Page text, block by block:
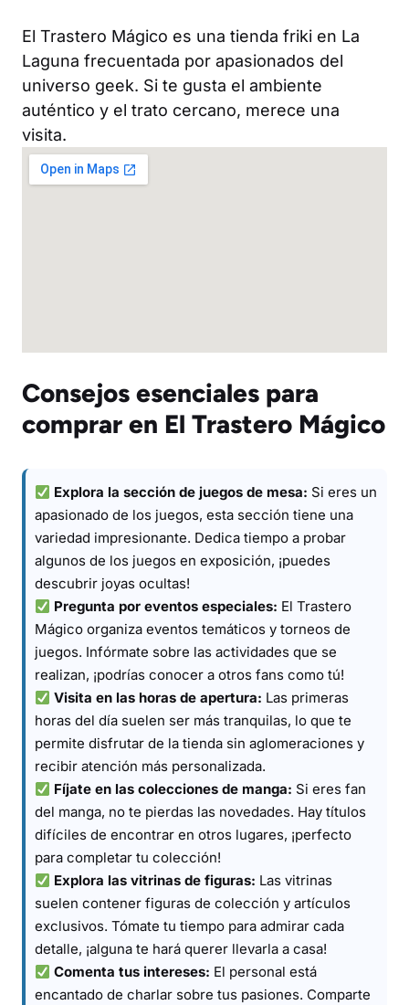
El Trastero Mágico es una tienda friki en La
Laguna frecuentada por apasionados del
universo geek. Si te gusta el ambiente
auténtico y el trato cercano, merece una
visita.
Consejos esenciales para
comprar en El Trastero Mágico
Explora la sección de juegos de mesa: Si eres un
apasionado de los juegos, esta sección tiene una
variedad impresionante. Dedica tiempo a probar
algunos de los juegos en exposición, ¡puedes
descubrir joyas ocultas!
Pregunta por eventos especiales: El Trastero
Mágico organiza eventos temáticos y torneos de
juegos. Infórmate sobre las actividades que se
realizan, ¡podrías conocer a otros fans como tú!
Visita en las horas de apertura: Las primeras
horas del día suelen ser más tranquilas, lo que te
permite disfrutar de la tienda sin aglomeraciones y
recibir atención más personalizada.
Fíjate en las colecciones de manga: Si eres fan
del manga, no te pierdas las novedades. Hay títulos
difíciles de encontrar en otros lugares, ¡perfecto
para completar tu colección!
Explora las vitrinas de figuras: Las vitrinas
suelen contener figuras de colección y artículos
exclusivos. Tómate tu tiempo para admirar cada
detalle, ¡alguna te hará querer llevarla a casa!
Comenta tus intereses: El personal está
encantado de charlar sobre tus pasiones. Comparte